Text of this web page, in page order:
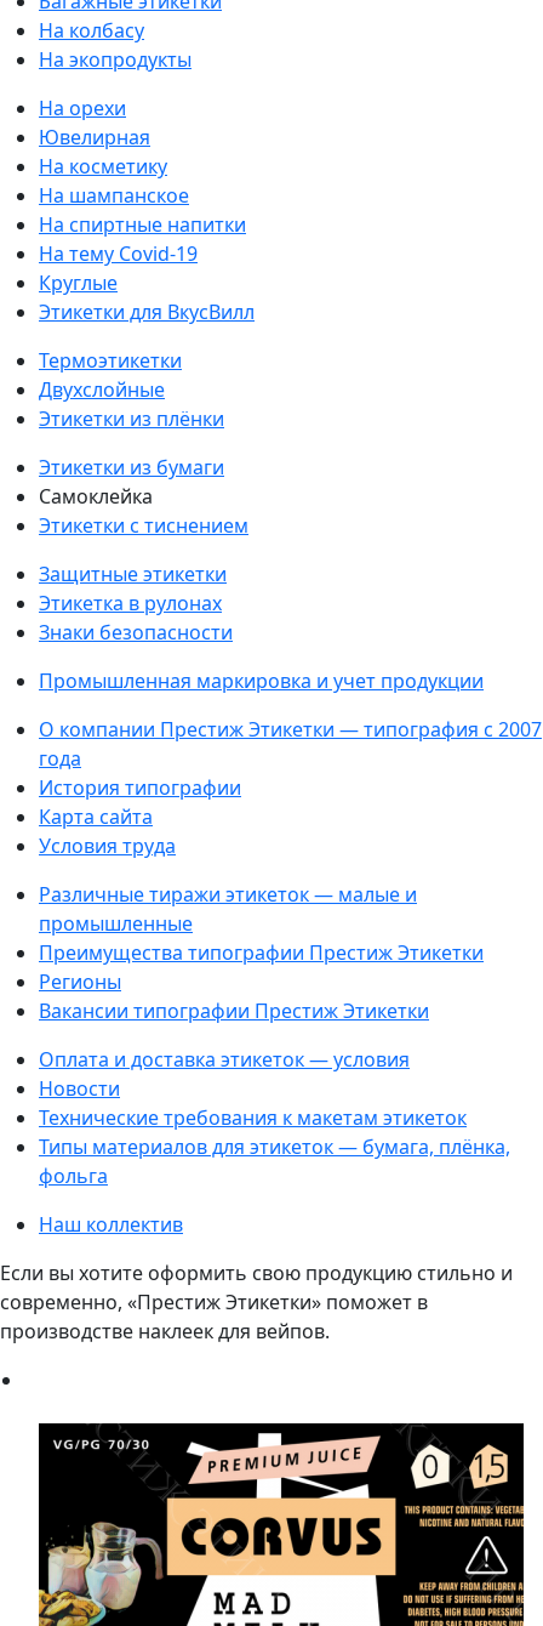
На колбасу
На экопродукты
На орехи
Ювелирная
На косметику
На шампанское
На спиртные напитки
На тему Covid-19
Круглые
Этикетки для ВкусВилл
Термоэтикетки
Двухслойные
Этикетки из плёнки
Этикетки из бумаги
Самоклейка
Этикетки с тиснением
Защитные этикетки
Этикетка в рулонах
Знаки безопасности
Промышленная маркировка и учет продукции
О компании Престиж Этикетки — типография с 2007
года
История типографии
Карта сайта
Условия труда
Различные тиражи этикеток — малые и
промышленные
Преимущества типографии Престиж Этикетки
Регионы
Вакансии типографии Престиж Этикетки
Оплата и доставка этикеток — условия
Новости
Технические требования к макетам этикеток
Типы материалов для этикеток — бумага, плёнка,
фольга
Наш коллектив
Если вы хотите оформить свою продукцию стильно и
современно, «Престиж Этикетки» поможет в
производстве наклеек для вейпов.